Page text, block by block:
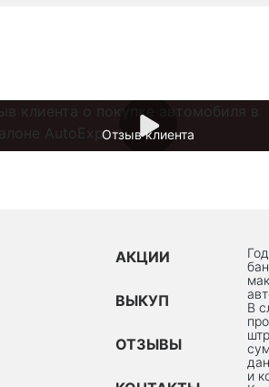
Отзыв клиента
АКЦИИ
ВЫКУП
ОТЗЫВЫ
В
и